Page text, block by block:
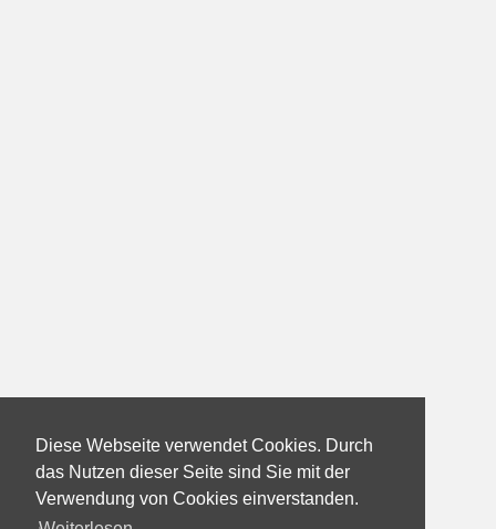
Diese Webseite verwendet Cookies. Durch
das Nutzen dieser Seite sind Sie mit der
Verwendung von Cookies einverstanden.